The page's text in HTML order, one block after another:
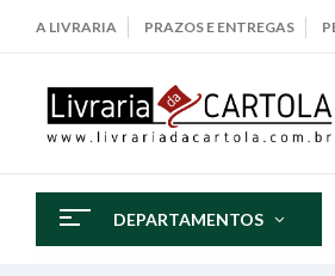
A LIVRARIA PRAZOS E ENTREGAS
DEPARTAMENTOS